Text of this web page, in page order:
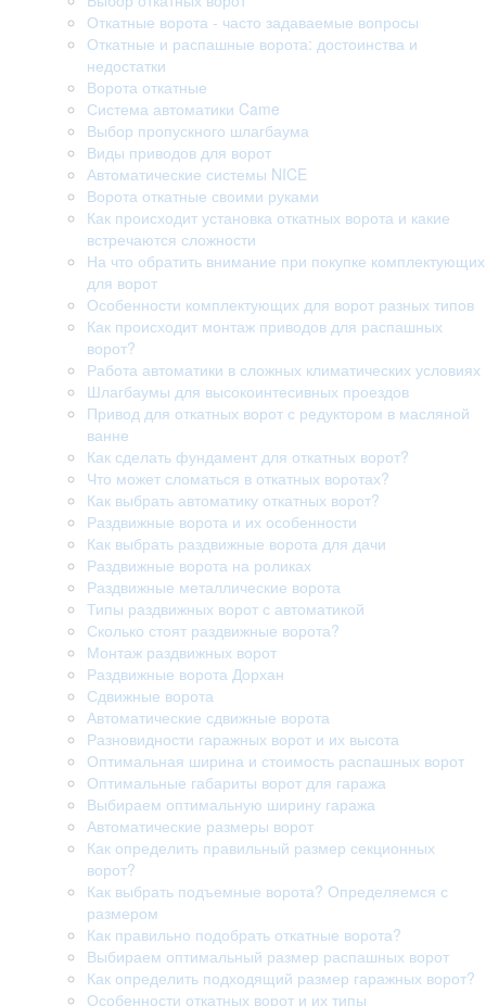
Откатные ворота - часто задаваемые вопросы
Откатные и распашные ворота: достоинства и
недостатки
Ворота откатные
Система автоматики Came
Выбор пропускного шлагбаума
Виды приводов для ворот
Автоматические системы NICE
Ворота откатные своими руками
Как происходит установка откатных ворота и какие
встречаются сложности
На что обратить внимание при покупке комплектующих
для ворот
Особенности комплектующих для ворот разных типов
Как происходит монтаж приводов для распашных
ворот?
Работа автоматики в сложных климатических условиях
Шлагбаумы для высокоинтесивных проездов
Привод для откатных ворот с редуктором в масляной
ванне
Как сделать фундамент для откатных ворот?
Что может сломаться в откатных воротах?
Как выбрать автоматику откатных ворот?
Раздвижные ворота и их особенности
Как выбрать раздвижные ворота для дачи
Раздвижные ворота на роликах
Раздвижные металлические ворота
Типы раздвижных ворот с автоматикой
Сколько стоят раздвижные ворота?
Монтаж раздвижных ворот
Раздвижные ворота Дорхан
Сдвижные ворота
Автоматические сдвижные ворота
Разновидности гаражных ворот и их высота
Оптимальная ширина и стоимость распашных ворот
Оптимальные габариты ворот для гаража
Выбираем оптимальную ширину гаража
Автоматические размеры ворот
Как определить правильный размер секционных
ворот?
Как выбрать подъемные ворота? Определяемся с
размером
Как правильно подобрать откатные ворота?
Выбираем оптимальный размер распашных ворот
Как определить подходящий размер гаражных ворот?
Особенности откатных ворот и их типы